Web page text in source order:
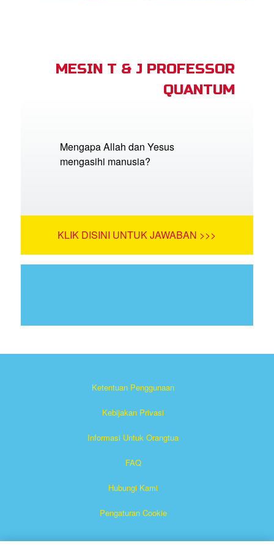
MESIN T & J PROFESSOR
QUANTUM
Mengapa Allah dan Yesus
mengasihi manusia?
KLIK DISINI UNTUK JAWABAN >>>
Ketentuan Penggunaan
Kebijakan Privasi
Informasi Untuk Orangtua
FAQ
Hubungi Kami
Pengaturan Cookie